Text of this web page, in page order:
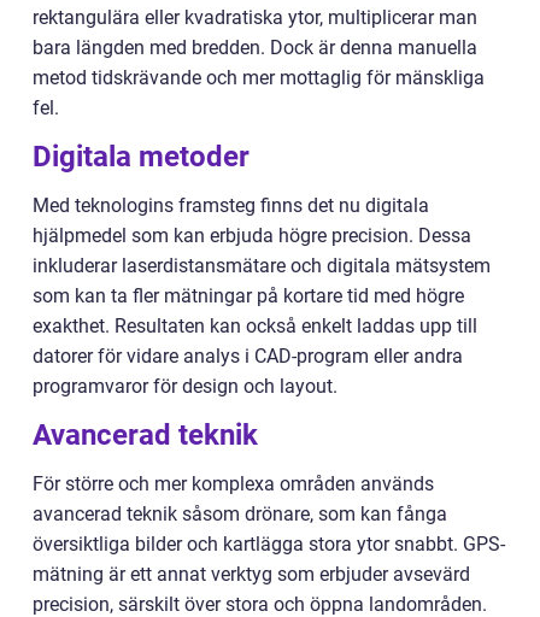
rektangulära eller kvadratiska ytor, multiplicerar man
bara längden med bredden. Dock är denna manuella
metod tidskrävande och mer mottaglig för mänskliga
fel.
Digitala metoder
Med teknologins framsteg finns det nu digitala
hjälpmedel som kan erbjuda högre precision. Dessa
inkluderar laserdistansmätare och digitala mätsystem
som kan ta fler mätningar på kortare tid med högre
exakthet. Resultaten kan också enkelt laddas upp till
datorer för vidare analys i CAD-program eller andra
programvaror för design och layout.
Avancerad teknik
För större och mer komplexa områden används
avancerad teknik såsom drönare, som kan fånga
översiktliga bilder och kartlägga stora ytor snabbt. GPS-
mätning är ett annat verktyg som erbjuder avsevärd
precision, särskilt över stora och öppna landområden.